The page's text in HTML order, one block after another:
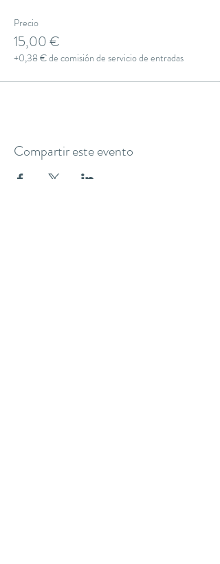
Precio
15,00 €
+0,38 € de comisión de servicio de entradas
Compartir este evento